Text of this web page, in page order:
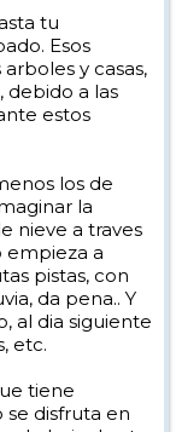
tu
Esos
y casas,
debido a las
estos
los de
la
nieve a traves
empieza a
pistas, con
da pena.. Y
al dia siguiente
etc.
tiene
se disfruta en